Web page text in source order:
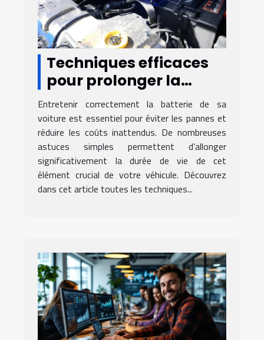
Techniques efficaces
pour prolonger la
durée de vie de votre
batterie auto
Entretenir correctement la batterie de sa
voiture est essentiel pour éviter les pannes et
réduire les coûts inattendus. De nombreuses
astuces simples permettent d’allonger
significativement la durée de vie de cet
élément crucial de votre véhicule. Découvrez
dans cet article toutes les techniques...